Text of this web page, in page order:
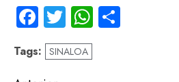
Facebook
TwitterWhatsApp
Tags: SINALOA